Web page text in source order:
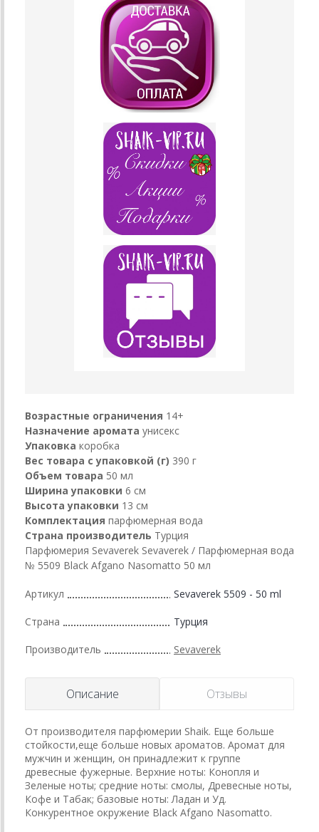
Возрастные ограничения 14+
Назначение аромата унисекс
Упаковка коробка
Вес товара с упаковкой (г) 390 г
Объем товара 50 мл
Ширина упаковки 6 см
Высота упаковки 13 см
Комплектация парфюмерная вода
Страна производитель Турция
Парфюмерия Sevaverek Sevaverek / Парфюмерная вода
№ 5509 Black Afgano Nasomatto 50 мл
Артикул Sevaverek 5509 - 50 ml
Страна Турция
Производитель Sevaverek
Описание Отзывы
От производителя парфюмерии Shaik. Еще больше
стойкости,еще больше новых ароматов. Аромат для
мужчин и женщин, он принадлежит к группе
древесные фужерные. Верхние ноты: Конопля и
Зеленые ноты; средние ноты: cмолы, Древесные ноты,
Кофе и Табак; базовые ноты: Ладан и Уд.
Конкурентное окружение Black Afgano Nasomatto.